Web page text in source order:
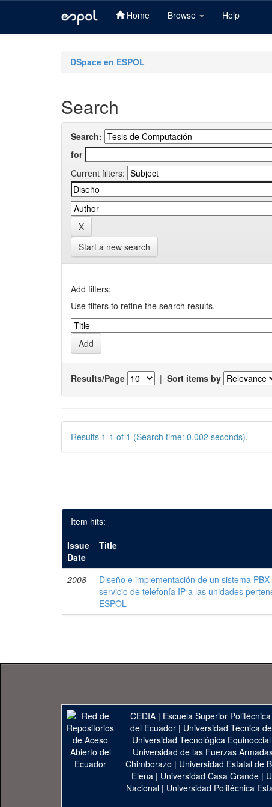
Home Browse Help
DSpace en ESPOL
Search
Search:
for
Current filters:
Start a new search
Add filters:
Use filters to refine the search results.
Results/Page | Sort items by
Results 1-1 of 1 (Search time: 0.002 seconds).
Item hits:
Issue
Date
Title
2008
Diseño e implementación de un sistema
servicio de telefonía IP a las unidades
ESPOL
CEDIA | Escuela Superior
del Ecuador| Universidad Técnica
Universidad Tecnológica Equinoccial
Universidad de las Fuerzas
Chimborazo | Universidad Estatal de
Elena | Universidad Casa Grande |
Nacional | Universidad Politécnica